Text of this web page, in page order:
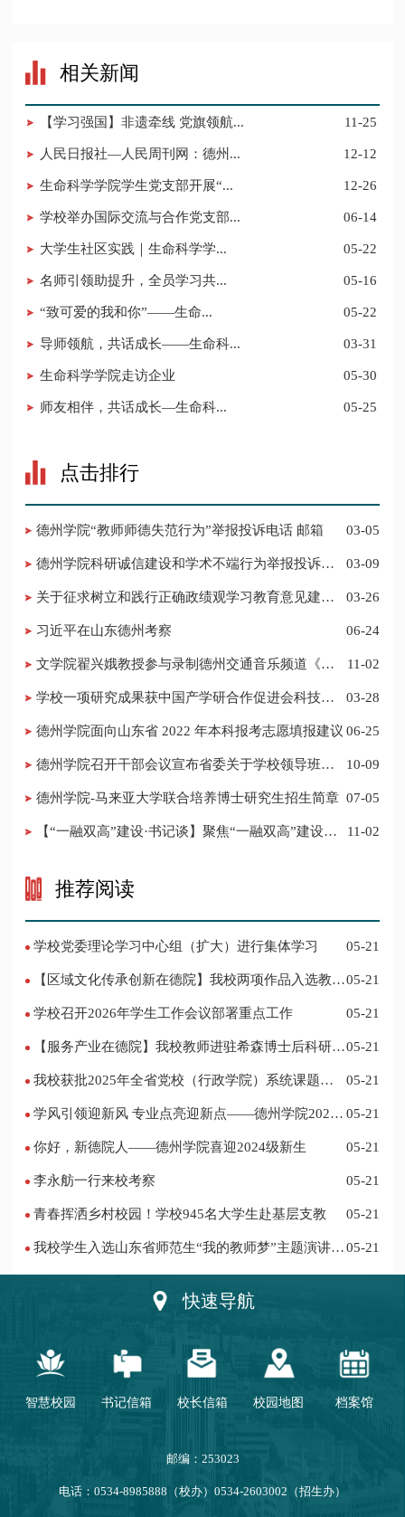
相关新闻
【学习强国】非遗牵线 党旗领航... 11-25
人民日报社—人民周刊网：德州... 12-12
生命科学学院学生党支部开展“... 12-26
学校举办国际交流与合作党支部... 06-14
​大学生社区实践｜生命科学学... 05-22
​名师引领助提升，全员学习共... 05-16
​“致可爱的我和你”——生命... 05-22
导师领航，共话成长——生命科... 03-31
生命科学学院走访企业 05-30
​师友相伴，共话成长—生命科... 05-25
点击排行
德州学院“教师师德失范行为”举报投诉电话 邮箱 03-05
德州学院科研诚信建设和学术不端行为举报投诉电
03-09
03-26
习近平在山东德州考察 06-24
​文学院翟兴娥教授参与录制德州交通音乐频道《科
11-02
学校一项研究成果获中国产学研合作促进会科技创
03-28
德州学院面向山东省 2022 年本科报考志愿填报建议 06-25
​德州学院召开干部会议宣布省委关于学校领导班子
10-09
德州学院-马来亚大学联合培养博士研究生招生简章 07-05
11-02
推荐阅读
学校党委理论学习中心组（扩大）进行集体学习 05-21
05-21
学校召开2026年学生工作会议部署重点工作 05-21
05-21
我校获批2025年全省党校（行政学院）系统课题立
05-21
学风引领迎新风 专业点亮迎新点——德州学院2024
05-21
你好，新德院人——德州学院喜迎2024级新生 05-21
李永舫一行来校考察 05-21
青春挥洒乡村校园！学校945名大学生赴基层支教 05-21
我校学生入选山东省师范生“我的教师梦”主题演讲活
05-21
快速导航
智慧校园 书记信箱 校长信箱 校园地图 档案馆
邮编：253023
电话：0534-8985888（校办）0534-2603002（招生办）